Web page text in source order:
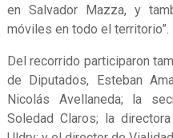
en Salvador Mazza, y
móviles en todo el territorio”.
Del recorrido participaron
de Diputados, Esteban
Nicolás Avellaneda; la
Soledad Claros; la